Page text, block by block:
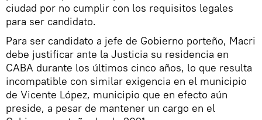
ciudad por no cumplir con los requisitos legales
para ser candidato.
Para ser candidato a jefe de Gobierno porteño, Macri
debe justificar ante la Justicia su residencia en
CABA durante los últimos cinco años, lo que resulta
incompatible con similar exigencia en el municipio
de Vicente López, municipio que en efecto aún
preside, a pesar de mantener un cargo en el